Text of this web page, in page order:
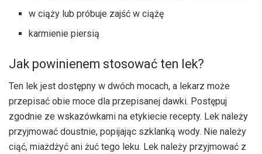
w ciąży lub próbuje zajść w ciążę
karmienie piersią
Jak powinienem stosować ten lek?
Ten lek jest dostępny w dwóch mocach, a lekarz może
przepisać obie moce dla przepisanej dawki. Postępuj
zgodnie ze wskazówkami na etykiecie recepty. Lek należy
przyjmować doustnie, popijając szklanką wody. Nie należy
ciąć, miażdżyć ani żuć tego leku. Lek należy przyjmować z